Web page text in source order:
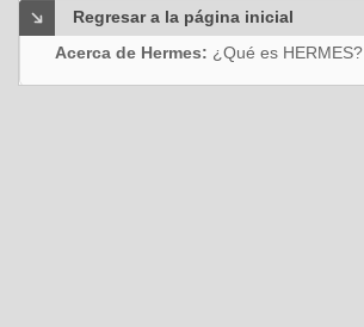
Regresar a la página inicial
Acerca de Hermes: ¿Qué es HERMES?